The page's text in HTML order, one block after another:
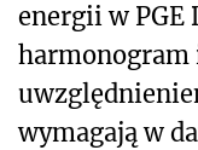
energii w PGE
harmonogram
wymagają w